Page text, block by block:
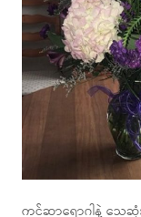
ကင်ဆာရောဂါနဲ့ သေဆုံ